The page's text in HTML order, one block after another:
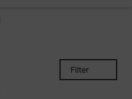
Filter